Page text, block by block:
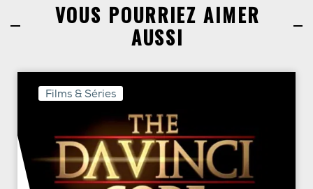
VOUS POURRIEZ AIMER
AUSSI
Films & Séries